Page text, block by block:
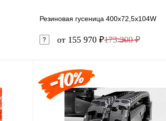
Резиновая гусеница 400x72,5x104W
от 155 970 ₽173 300 ₽
Купить в 1 клик Сравнение
В избранное Под заказ